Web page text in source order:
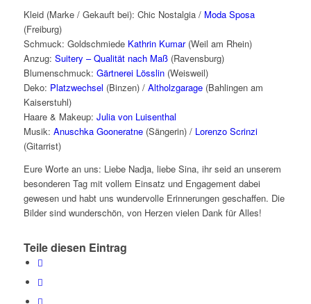
Kleid (Marke / Gekauft bei): Chic Nostalgia / Moda Sposa
(Freiburg)
Schmuck: Goldschmiede Kathrin Kumar(Weil am Rhein)
Anzug: Suitery – Qualität nach Maß(Ravensburg)
Blumenschmuck: Gärtnerei Lösslin(Weisweil)
Deko: Platzwechsel (Binzen) / Altholzgarage(Bahlingen am
Kaiserstuhl)
Haare & Makeup: Julia von Luisenthal
Musik: Anuschka Gooneratne(Sängerin) / Lorenzo Scrinzi
(Gitarrist)
Eure Worte an uns: Liebe Nadja, liebe Sina, ihr seid an unserem
besonderen Tag mit vollem Einsatz und Engagement dabei
gewesen und habt uns wundervolle Erinnerungen geschaffen. Die
Bilder sind wunderschön, von Herzen vielen Dank für Alles!
Teile diesen Eintrag